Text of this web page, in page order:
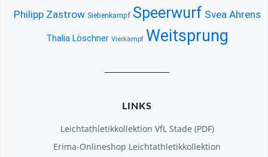
Philipp Zastrow Siebenkampf Speerwurf Svea Ahrens
Thalia Löschner Vierkampf Weitsprung
LINKS
Leichtathletikkollektion VfL Stade (PDF)
Erima-Onlineshop Leichtathletikkollektion